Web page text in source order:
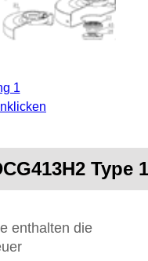
1
Type 1
enthalten die